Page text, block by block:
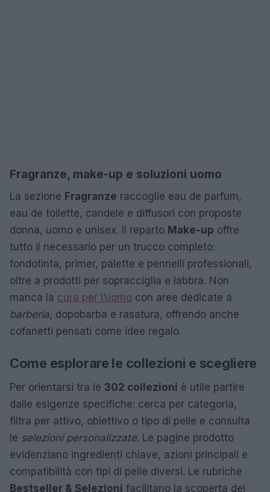
Fragranze, make-up e soluzioni uomo
La sezione Fragranze raccoglie eau de parfum,
eau de toilette, candele e diffusori con proposte
donna, uomo e unisex. Il reparto Make-up offre
tutto il necessario per un trucco completo:
fondotinta, primer, palette e pennelli professionali,
oltre a prodotti per sopracciglia e labbra. Non
manca la cura per l’uomo con aree dedicate a
barberia, dopobarba e rasatura, offrendo anche
cofanetti pensati come idee regalo.
Come esplorare le collezioni e scegliere
Per orientarsi tra le 302 collezioni è utile partire
dalle esigenze specifiche: cerca per categoria,
filtra per attivo, obiettivo o tipo di pelle e consulta
le selezioni personalizzate. Le pagine prodotto
evidenziano ingredienti chiave, azioni principali e
compatibilità con tipi di pelle diversi. Le rubriche
Bestseller & Selezioni facilitano la scoperta dei